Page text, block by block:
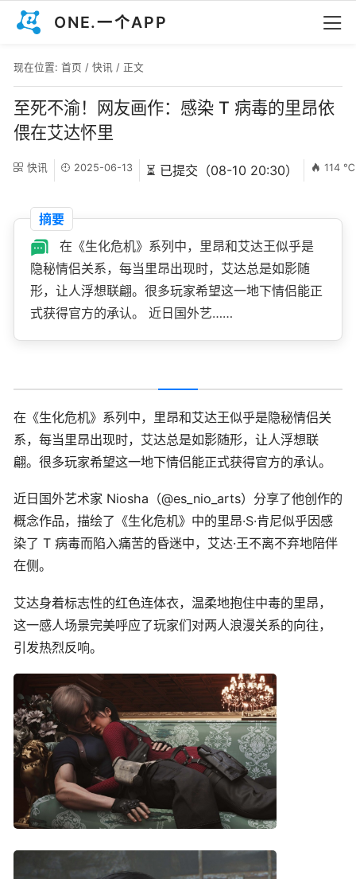
ONE.一个APP
现在位置: 首页 / 快讯 / 正文
至死不渝！网友画作：感染 T 病毒的里昂依
偎在艾达怀里
快讯 2025-06-13 ⏳ 已提交（08-10 20:30） 114 ℃
摘要
在《生化危机》系列中，里昂和艾达王似乎是
隐秘情侣关系，每当里昂出现时，艾达总是如影随
形，让人浮想联翩。很多玩家希望这一地下情侣能正
式获得官方的承认。 近日国外艺……
在《生化危机》系列中，里昂和艾达王似乎是隐秘情侣关
系，每当里昂出现时，艾达总是如影随形，让人浮想联
翩。很多玩家希望这一地下情侣能正式获得官方的承认。
近日国外艺术家 Niosha（@es_nio_arts）分享了他创作的
概念作品，描绘了《生化危机》中的里昂·S·肯尼似乎因感
染了 T 病毒而陷入痛苦的昏迷中，艾达·王不离不弃地陪伴
在侧。
艾达身着标志性的红色连体衣，温柔地抱住中毒的里昂，
这一感人场景完美呼应了玩家们对两人浪漫关系的向往，
引发热烈反响。